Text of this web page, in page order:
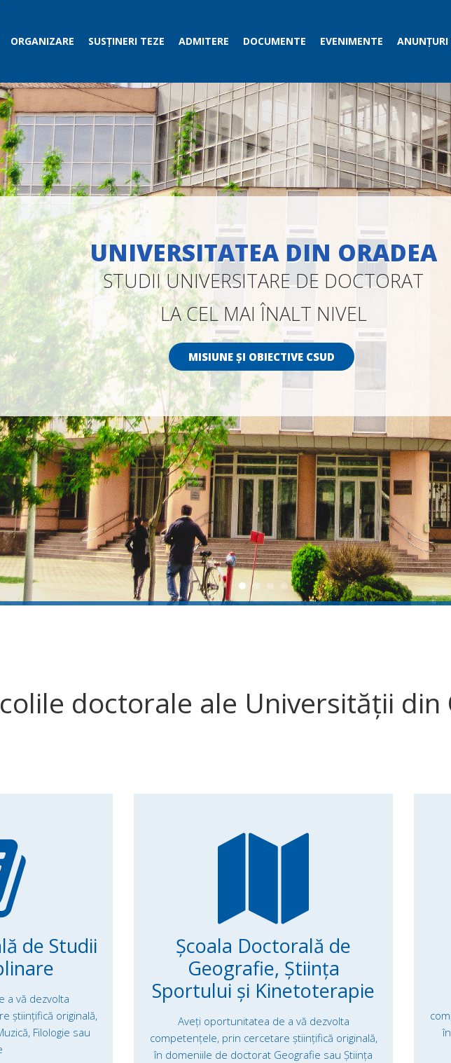
ORGANIZARE SUSȚINERI TEZE ADMITERE DOCUMENTE EVENIMENTE ANUNȚURI
UNIVERSITATEA DIN ORADEA
STUDII UNIVERSITARE DE DOCTORAT
LA CEL MAI ÎNALT NIVEL
MISIUNE ȘI OBIECTIVE CSUD
doctorale ale Universității din
de Studii
a vă dezvolta
ştiinţifică originală,
Filologie sau
Școala Doctorală de
Geografie, Știința
Sportului și Kinetoterapie
Aveți oportunitatea de a vă dezvolta
competențele, prin cercetare ştiinţifică originală,
în domeniile de doctorat Geografie sau Știința